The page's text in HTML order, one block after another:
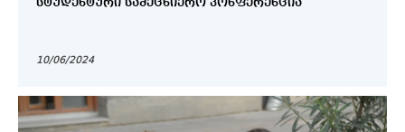
ᲡᲢᲣᲓᲔᲜᲢᲣᲠᲘ ᲡᲐᲛᲔᲪᲜᲘᲔᲠᲝ ᲙᲝᲜᲤᲔᲠᲔᲜᲪᲘᲐ
10/06/2024